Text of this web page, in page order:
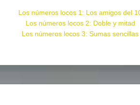
Los números locos 1: Los amigos del
Los números locos 2: Doble y mitad
Los números locos 3: Sumas sencillas